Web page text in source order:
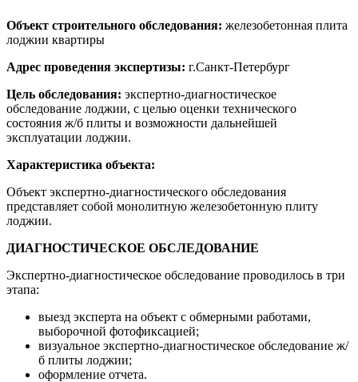
Объект строительного обследования: железобетонная плита
лоджии квартиры
Адрес проведения экспертизы: г.Санкт-Петербург
Цель обследования: экспертно-диагностическое
обследование лоджии, с целью оценки технического
состояния ж/б плиты и возможности дальнейшей
эксплуатации лоджии.
Характеристика объекта:
Объект экспертно-диагностического обследования
представляет собой монолитную железобетонную плиту
лоджии.
ДИАГНОСТИЧЕСКОЕ ОБСЛЕДОВАНИЕ
Экспертно-диагностическое обследование проводилось в три
этапа:
выезд эксперта на объект с обмерными работами,
выборочной фотофиксацией;
визуальное экспертно-диагностическое обследование ж/
б плиты лоджии;
оформление отчета.